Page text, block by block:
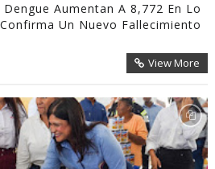
Aumentan A 8,772 En Lo
Un Nuevo Fallecimiento
View More